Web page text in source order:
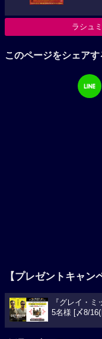
ラシュ
このページをシェアす
【プレゼントキャン
『グレイ・
5名様 [〆8/16(